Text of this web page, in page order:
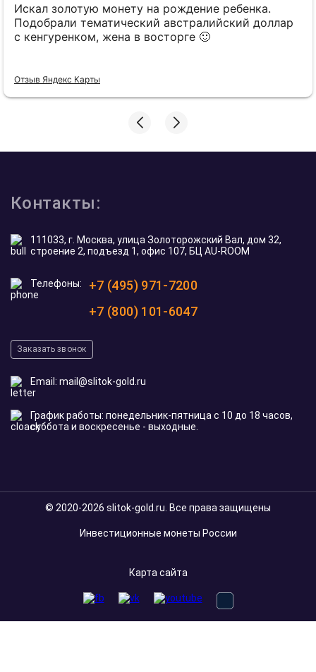
Искал золотую монету на рождение ребенка.
Подобрали тематический австралийский доллар
с кенгуренком, жена в восторге 🙂
Отзыв Яндекс Карты
Контакты:
111033, г. Москва, улица Золоторожский Вал, дом 32,
строение 2, подъезд 1, офис 107, БЦ AU-ROOM
Телефоны:
+7 (495) 971-7200
+7 (800) 101-6047
Заказать звонок
Email: mail@slitok-gold.ru
График работы: понедельник-пятница с 10 до 18 часов,
суббота и воскресенье - выходные.
© 2020-2026 slitok-gold.ru. Все права защищены
Инвестиционные монеты России
Карта сайта